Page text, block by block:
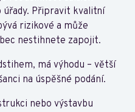
úřady. Připravit kvalitní
rizikové a může
nestihnete zapojit.
má výhodu – větší
na úspěšné podání.
nebo výstavbu